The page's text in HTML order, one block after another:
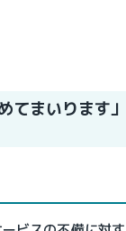
てまいります